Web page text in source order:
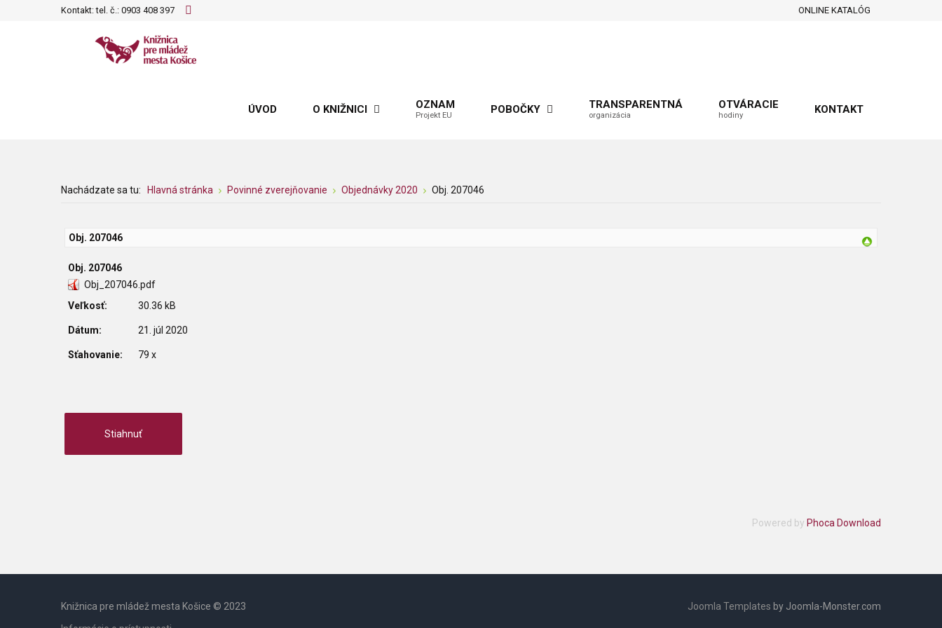
Kontakt: tel. č.: 0903 408 397 ONLINE KATALÓG
ÚVOD O KNIŽNICI OZNAM
Projekt EU POBOČKY TRANSPARENTNÁ
organizácia
OTVÁRACIE
hodiny KONTAKT
Nachádzate sa tu: Hlavná stránka Povinné zverejňovanie Objednávky 2020 Obj. 207046
Obj. 207046
Obj. 207046
Obj_207046.pdf
Veľkosť:
30.36 kB
Dátum: 21. júl 2020
Sťahovanie: 79 x
Powered by Phoca Download
Knižnica pre mládež mesta Košice © 2023
Joomla Templates by Joomla-Monster.com